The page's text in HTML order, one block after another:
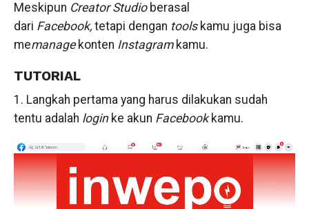
Meskipun Creator Studio berasal
dari Facebook, tetapi dengan tools kamu juga bisa
memanage konten Instagram kamu.
TUTORIAL
1. Langkah pertama yang harus dilakukan sudah
tentu adalah login ke akun Facebook kamu.